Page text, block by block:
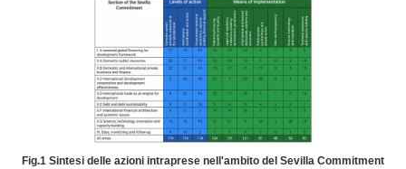
Fig.1 Sintesi delle azioni intraprese nell'ambito del Sevilla Commitment